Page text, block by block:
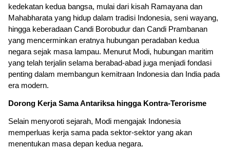
kedekatan kedua bangsa, mulai dari kisah Ramayana dan
Mahabharata yang hidup dalam tradisi Indonesia, seni wayang,
hingga keberadaan Candi Borobudur dan Candi Prambanan
yang mencerminkan eratnya hubungan peradaban kedua
negara sejak masa lampau. Menurut Modi, hubungan maritim
yang telah terjalin selama berabad-abad juga menjadi fondasi
penting dalam membangun kemitraan Indonesia dan India pada
era modern.
Dorong Kerja Sama Antariksa hingga Kontra-Terorisme
Selain menyoroti sejarah, Modi mengajak Indonesia
memperluas kerja sama pada sektor-sektor yang akan
menentukan masa depan kedua negara.